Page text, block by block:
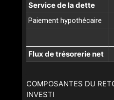
Service de la dette
Paiement hypothécaire
Flux de trésorerie net
COMPOSANTES DU
INVESTI